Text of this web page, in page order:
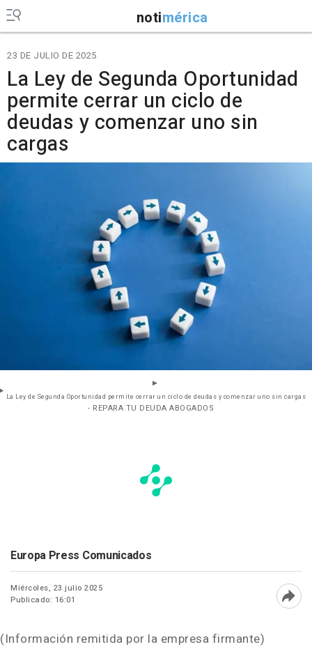
notimérica
23 DE JULIO DE 2025
La Ley de Segunda Oportunidad
permite cerrar un ciclo de
deudas y comenzar uno sin
cargas
La Ley de Segunda Oportunidad permite cerrar un ciclo de deudas y comenzar uno sin cargas
- REPARA TU DEUDA ABOGADOS
Europa Press Comunicados
Miércoles, 23 julio 2025
Publicado: 16:01
(Información remitida por la empresa firmante)